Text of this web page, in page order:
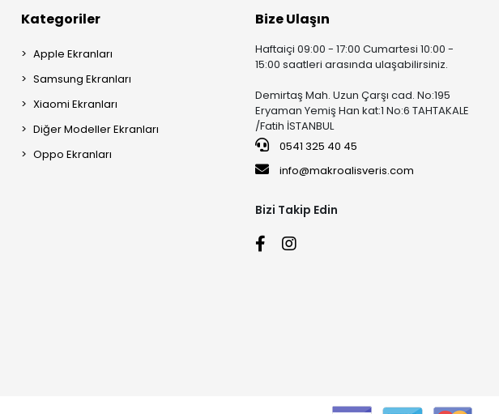
Kategoriler
Apple Ekranları
Samsung Ekranları
Xiaomi Ekranları
Diğer Modeller Ekranları
Oppo Ekranları
Bize Ulaşın
Haftaiçi 09:00 - 17:00 Cumartesi 10:00 -
15:00 saatleri arasında ulaşabilirsiniz.
Demirtaş Mah. Uzun Çarşı cad. No:195
Eryaman Yemiş Han kat:1 No:6 TAHTAKALE
/Fatih İSTANBUL
0541 325 40 45
info@makroalisveris.com
Bizi Takip Edin